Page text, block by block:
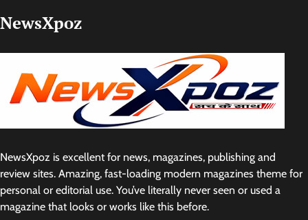
NewsXpoz
NewsXpoz is excellent for news, magazines, publishing and
review sites. Amazing, fast-loading modern magazines theme for
personal or editorial use. You’ve literally never seen or used a
magazine that looks or works like this before.